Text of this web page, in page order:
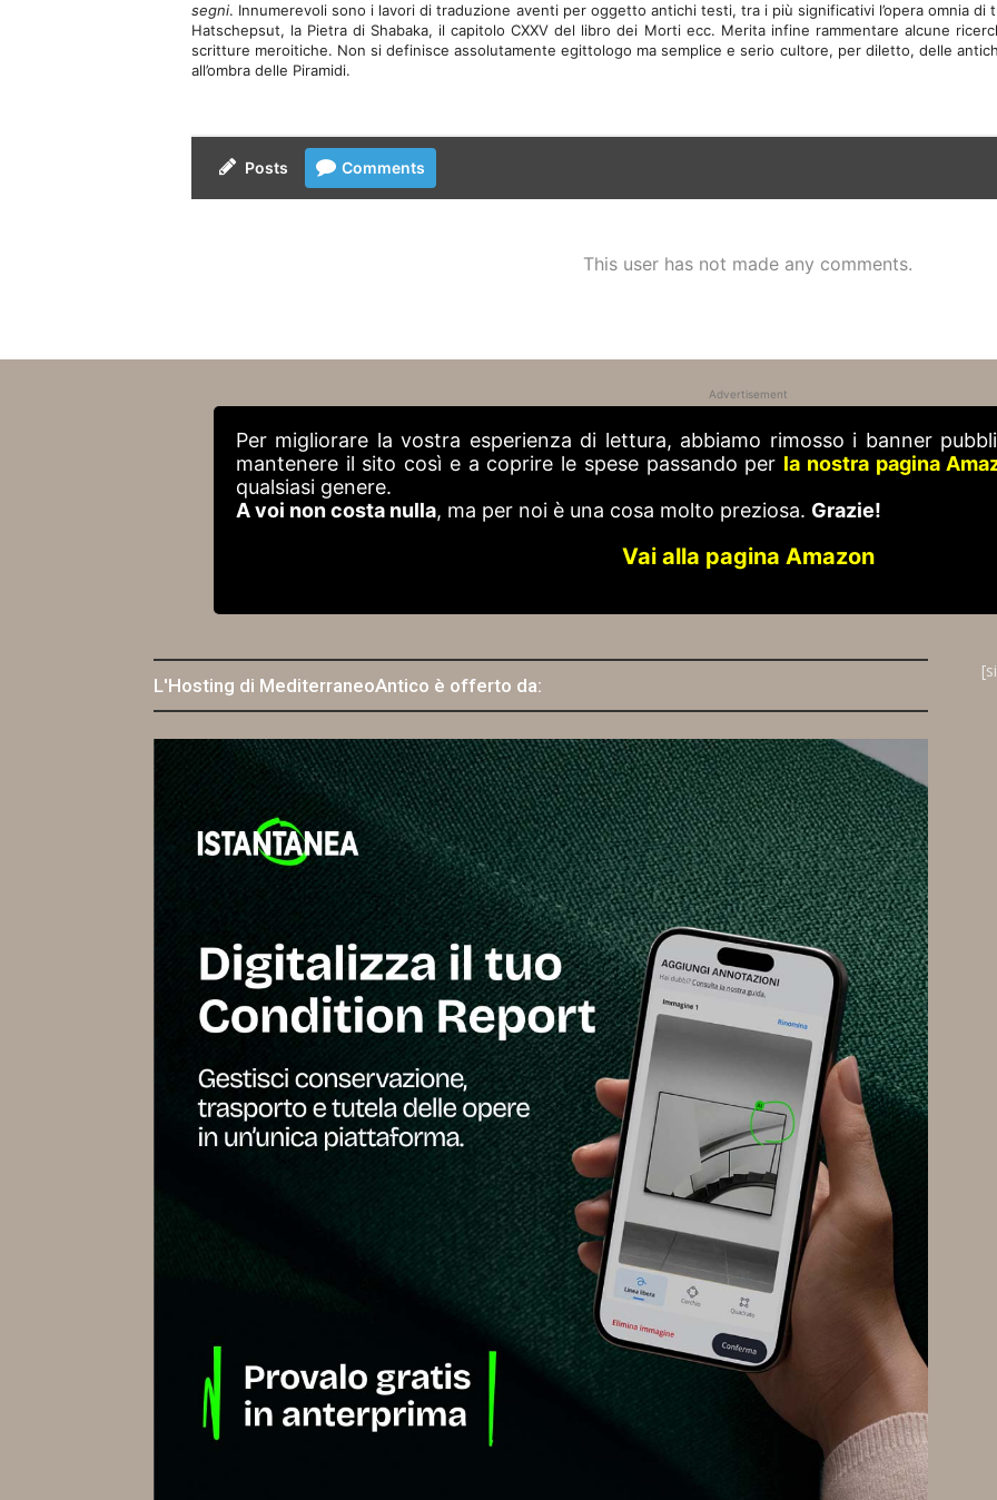
segni. Innumerevoli sono i lavori di traduzione aventi per oggetto antichi testi, tra i più significativi l’opera omnia
Hatschepsut, la Pietra di Shabaka, il capitolo CXXV del libro dei Morti ecc. Merita infine rammentare alcune
scritture meroitiche. Non si definisce assolutamente egittologo ma semplice e serio cultore, per diletto, delle
all’ombra delle Piramidi.
Posts Comments
This user has not made any comments.
Advertisement
Per migliorare la vostra esperienza di lettura, abbiamo rimosso i banner
mantenere il sito così e a coprire le spese passando per la nostra pagina
qualsiasi genere.
A voi non costa nulla, ma per noi è una cosa molto preziosa. Grazie!
Vai alla pagina Amazon
L'Hosting di MediterraneoAntico è offerto da: